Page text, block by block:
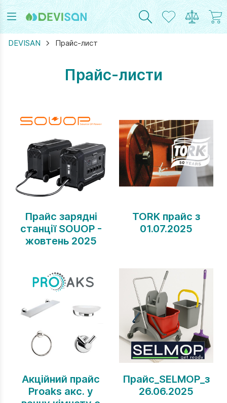
DEVISAN Прайс-лист
Прайс-листи
Прайс зарядні
станції SOUOP -
жовтень 2025
TORK прайс з
01.07.2025
Акційний прайс
Proaks акс. у
Прайс_SELMOP_з
26.06.2025